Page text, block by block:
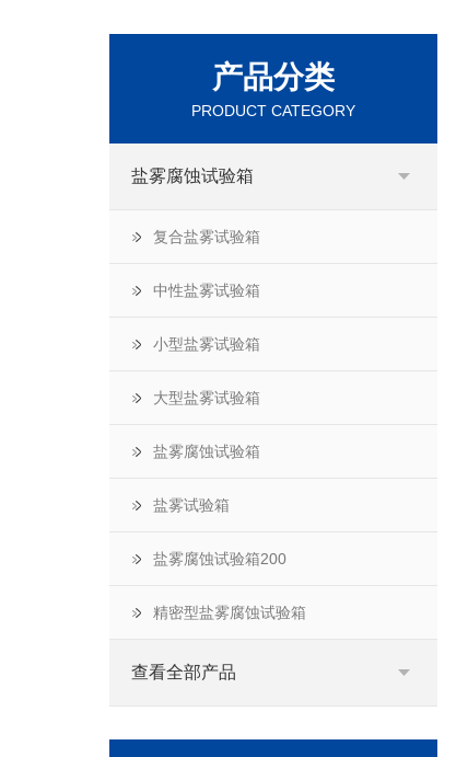
产品分类
PRODUCT CATEGORY
盐雾腐蚀试验箱
复合盐雾试验箱
中性盐雾试验箱
小型盐雾试验箱
大型盐雾试验箱
盐雾腐蚀试验箱
盐雾试验箱
盐雾腐蚀试验箱200
精密型盐雾腐蚀试验箱
查看全部产品